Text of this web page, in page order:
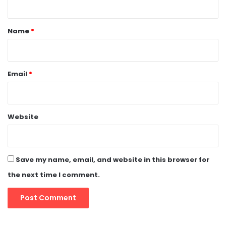
*
Name *
Email *
Website
Save my name, email, and website in this browser for
the next time I comment.